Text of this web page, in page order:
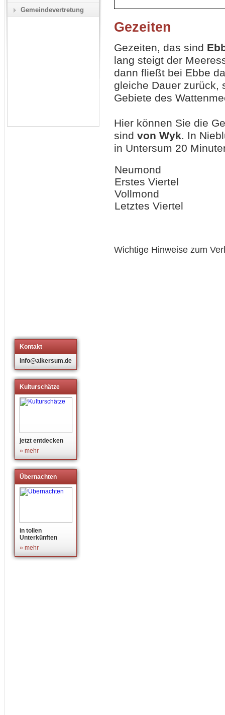
Gezeiten
Gezeiten, das sind
lang steigt der
dann fließt bei Ebbe
gleiche Dauer zurück,
Gebiete des
Hier können Sie die
sind von Wyk. In
in Untersum 20
Neumond
Erstes Viertel
Vollmond
Letztes Viertel
Wichtige Hinweise zum
Kontakt
info@alkersum.de
Kulturschätze
jetzt entdecken
» mehr
Übernachten
in tollen
Unterkünften
» mehr
Gemeindevertretung